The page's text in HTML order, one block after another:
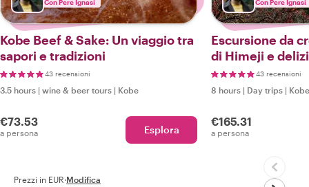
Con Pere Ignasi
Kobe Beef & Sake: Un viaggio tra
sapori e tradizioni
43 recensioni
3.5 hours | wine & beer tours | Kobe
€73.53
a persona Esplora
Con Pere Ignasi
Escursione da
di Himeji e
43 recensioni
8 hours | Day trips | Kobe
€165.31
a persona
Prezzi in EUR·Modifica